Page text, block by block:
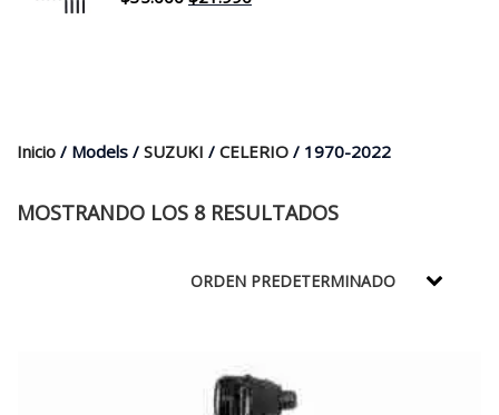
Inicio / Models / SUZUKI / CELERIO / 1970-2022
MOSTRANDO LOS 8 RESULTADOS